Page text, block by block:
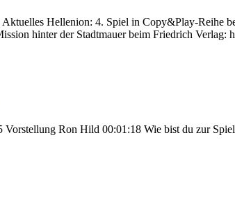
Hellenion: 4. Spiel in Copy&Play-Reihe
hinter der Stadtmauer beim Friedrich Verlag:
Ron Hild 00:01:18 Wie bist du zur